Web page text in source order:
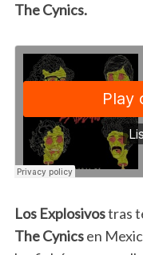
The Cynics.
Los Explosivostras
The Cynicsen